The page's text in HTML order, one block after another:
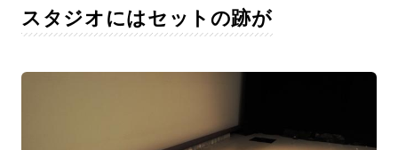
スタジオにはセットの跡が